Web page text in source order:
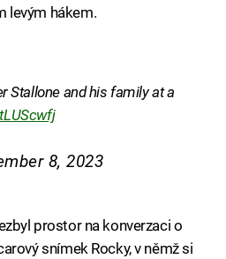
levým hákem.
Stallone and his family at a
8, 2023
prostor na konverzaci o
snímek Rocky, v němž si